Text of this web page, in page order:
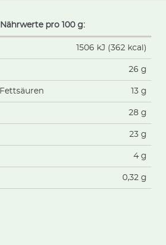
pro 100 g:
1506 kJ (362 kcal)
26 g
13 g
28 g
23 g
4 g
0,32 g